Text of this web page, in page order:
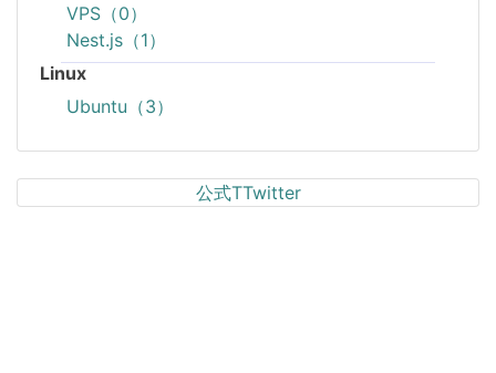
VPS（0）
Nest.js（1）
Linux
Ubuntu（3）
公式TTwitter